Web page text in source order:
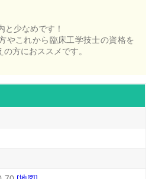
と少なめです！
やこれから臨床工学技士の資格を
方におススメです。